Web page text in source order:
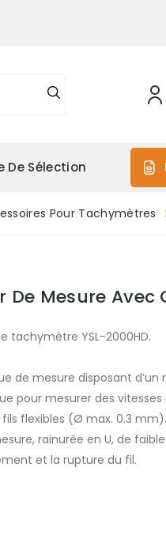
De Sélection
Pour Tachymètres
De Mesure Avec
tachymètre YSL-2000HD.
de mesure disposant
pour mesurer des vitesses
flexibles (Ø max. 0.3
rainurée en U, de
et la rupture du fil.